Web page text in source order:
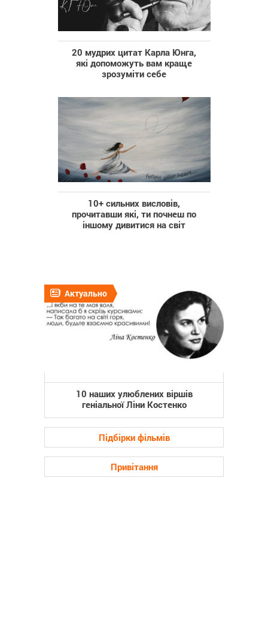
20 мудрих цитат Карла Юнга,
які допоможуть вам краще
зрозуміти себе
10+ сильних висловів,
прочитавши які, ти почнеш по
іншому дивитися на світ
Актуально
10 наших улюблених віршів
геніальної Ліни Костенко
Підбірки фільмів
Привітання